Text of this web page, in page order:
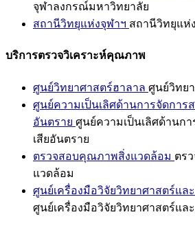
จุฬาลงกรณ์มหาวิทยาลัย
สถานีวิทยุแห่งจุฬาฯ สถานีวิทยุแห่
บริการตรวจวิเคราะห์คุณภาพ
ศูนย์วิทยาศาสตร์ฮาลาล ศูนย์วิทย
ศูนย์ความเป็นเลิศด้านการจัดการ
อันตราย ศูนย์ความเป็นเลิศด้านก
เสียอันตราย
ตรวจสอบคุณภาพสิ่งแวดล้อม ตร
แวดล้อม
ศูนย์เครื่องมือวิจัยวิทยาศาสตร์แล
ศูนย์เครื่องมือวิจัยวิทยาศาสตร์แล